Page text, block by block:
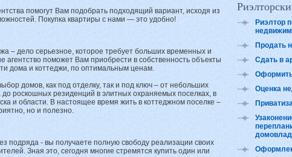
помогут Вам подобрать подходящий вариант, исходя из
Покупка квартиры с нами — это удобно!
– дело серьезное, которое требует больших временных и
агентство поможет Вам приобрести в собственность объекты
дома и коттеджи, по оптимальным ценам.
домов, как под отделку, так и под ключ – от небольших
до роскошных резиденций в элитных охраняемых поселках, в
и области. В настоящее время жить в коттеджном поселке –
но и полезно.
подряда - вы получаете полную свободу реализации своих
Зная это, сегодня многие стремятся купить один или
Риэлтор
Продать
Сдать в
Оценка